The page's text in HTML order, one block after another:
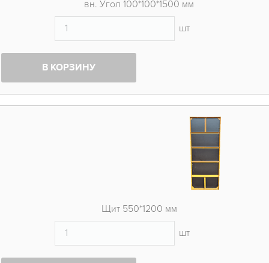
вн. Угол 100*100*1500 мм
шт
В КОРЗИНУ
Щит 550*1200 мм
шт